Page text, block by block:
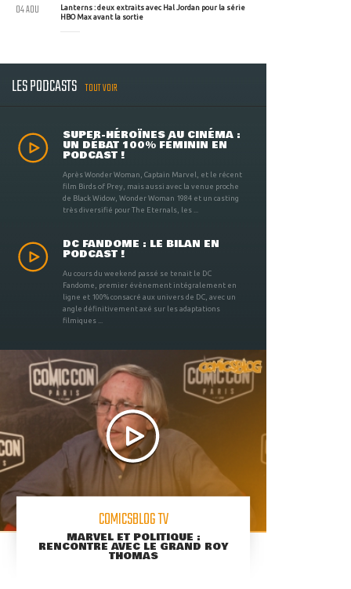
Lanterns : deux extraits avec Hal Jordan pour la série
HBO Max avant la sortie
04 AOU
LES PODCASTS TOUT VOIR
SUPER-HÉROÏNES AU CINÉMA :
UN DÉBAT 100% FÉMININ EN
PODCAST !
Après Wonder Woman, Captain Marvel, et le récent
film Birds of Prey, mais aussi avec la venue proche
de Black Widow, Wonder Woman 1984 et un casting
très diversifié pour The Eternals, les ...
DC FANDOME : LE BILAN EN
PODCAST !
Au cours du weekend passé se tenait le DC
Fandome, premier évènement intégralement en
ligne et 100% consacré aux univers de DC, avec un
angle définitivement axé sur les adaptations
filmiques ...
COMICSBLOG TV
MARVEL ET POLITIQUE :
RENCONTRE AVEC LE GRAND ROY
THOMAS